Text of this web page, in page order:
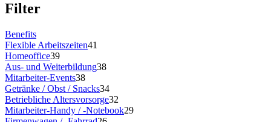
Filter
Benefits
Flexible Arbeitszeiten41
Homeoffice39
Aus- und Weiterbildung38
Mitarbeiter-Events38
Getränke / Obst / Snacks34
Betriebliche Altersvorsorge32
Mitarbeiter-Handy / -Notebook29